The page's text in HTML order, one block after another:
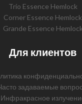
Trio Essence Hemlock
Corner Essence Hemlock
Grande Essence Hemlock
Для клиентов
задаваемые
Инфракрасное